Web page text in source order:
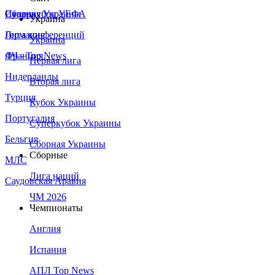
Сборная Украины
Италия
Германия
Франция
Нидерланды
Турция
Португалия
Бельгия
МЛС
Саудовская Аравия
Суперкубок УЕФА
Лига конференций
ЛЧ - Top News
Украина
Украина
Первая лига
Вторая лига
Кубок Украины
Суперкубок Украины
Сборная Украины
Сборные
Лига наций
ЧМ 2026
Чемпионаты
Англия
Испания
АПЛ Top News